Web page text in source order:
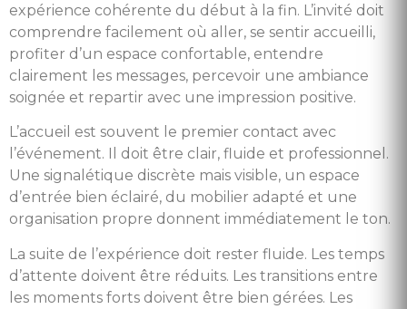
expérience cohérente du début à la fin. L’invité doit
comprendre facilement où aller, se sentir accueilli,
profiter d’un espace confortable, entendre
clairement les messages, percevoir une ambiance
soignée et repartir avec une impression positive.
L’accueil est souvent le premier contact avec
l’événement. Il doit être clair, fluide et professionnel.
Une signalétique discrète mais visible, un espace
d’entrée bien éclairé, du mobilier adapté et une
organisation propre donnent immédiatement le ton.
La suite de l’expérience doit rester fluide. Les temps
d’attente doivent être réduits. Les transitions entre
les moments forts doivent être bien gérées. Les